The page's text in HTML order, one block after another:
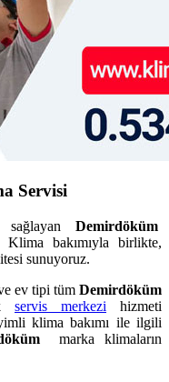
Servisi
sağlayan Demirdöküm
Klima bakımıyla birlikte,
sunuyoruz.
ev tipi tümDemirdöküm
servis merkezi hizmeti
klima bakımı ile ilgili
marka klimaların